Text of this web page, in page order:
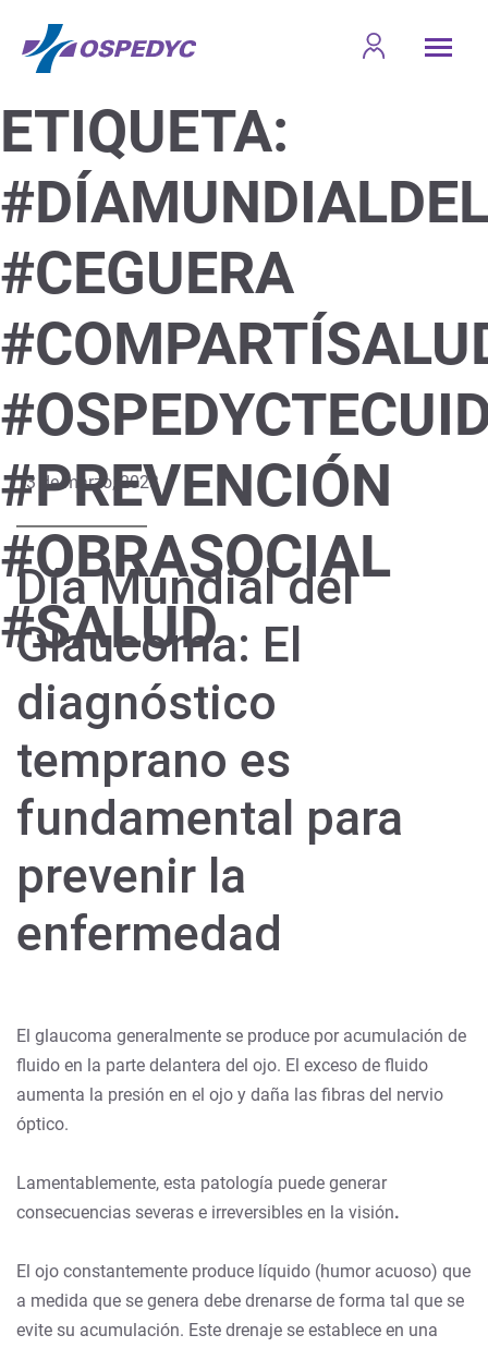
ETIQUETA:
#CEGUERA
#PREVENCIÓN
#OBRASOCIAL
#SALUD
13 de marzo, 2023
Día Mundial del
Glaucoma: El
diagnóstico
temprano es
fundamental para
prevenir la
enfermedad
El glaucoma generalmente se produce por acumulación de
fluido en la parte delantera del ojo. El exceso de fluido
aumenta la presión en el ojo y daña las fibras del nervio
óptico.
Lamentablemente, esta patología puede generar
consecuencias severas e irreversibles en la visión.
El ojo constantemente produce líquido (humor acuoso) que
a medida que se genera debe drenarse de forma tal que se
evite su acumulación. Este drenaje se establece en una